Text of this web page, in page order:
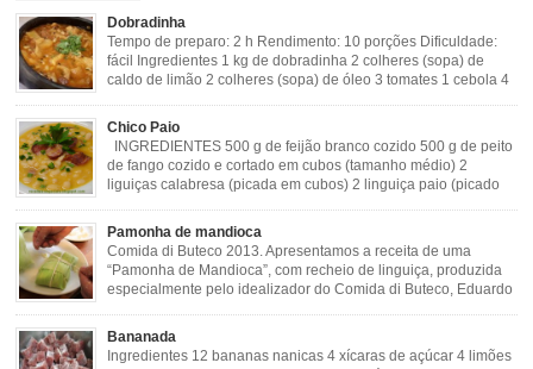
Dobradinha
Tempo de preparo: 2 h Rendimento: 10 porções Dificuldade:
fácil Ingredientes 1 kg de dobradinha 2 colheres (sopa) de
caldo de limão 2 colheres (sopa) de óleo 3 tomates 1 cebola 4
gosto Modo de Preparo: Lavar muito bem a dobradinha com limão. Deixar de
molho […]
Chico Paio
INGREDIENTES 500 g de feijão branco cozido 500 g de peito
de fango cozido e cortado em cubos (tamanho médio) 2
liguiças calabresa (picada em cubos) 2 linguiça paio (picado
verde 2 dentes de alho amassado 3 colheres de óleo 2 […]
Pamonha de mandioca
Comida di Buteco 2013. Apresentamos a receita de uma
“Pamonha de Mandioca”, com recheio de linguiça, produzida
especialmente pelo idealizador do Comida di Buteco, Eduardo
cebola picadinha 100gr de mandioca crua ralada e espremida 1 colher café
de manteiga 35ml de leite Palha de milho verde 1 […]
Bananada
Ingredientes 12 bananas nanicas 4 xícaras de açúcar 4 limões